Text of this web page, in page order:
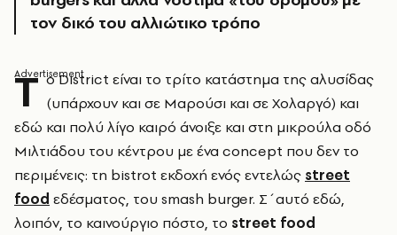
τον δικό του αλλιώτικο τρόπο
Τ ο District είναι το τρίτο κατάστημα της αλυσίδας
(υπάρχουν και σε Μαρούσι και σε Χολαργό) και
εδώ και πολύ λίγο καιρό άνοιξε και στη μικρούλα οδό
Μιλτιάδου του κέντρου με ένα concept που δεν το
περιμένεις: τη bistrot εκδοχή ενός εντελώς street
food εδέσματος, του smash burger. Σ΄αυτό εδώ,
λοιπόν, το καινούργιο πόστο, το street food